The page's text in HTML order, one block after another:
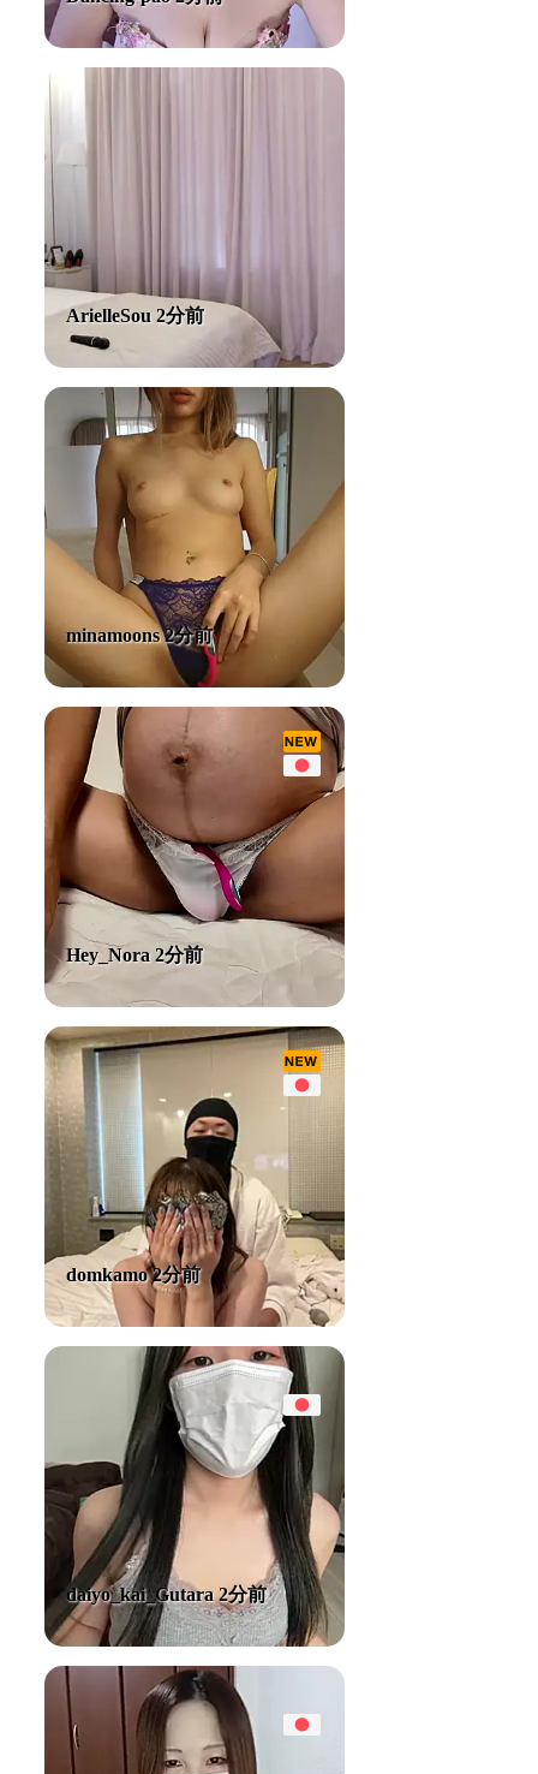
ArielleSou 2分前
minamoons 2分前
Hey_Nora 2分前
domkamo 2分前
daiyo_kai_Gutara 2分前